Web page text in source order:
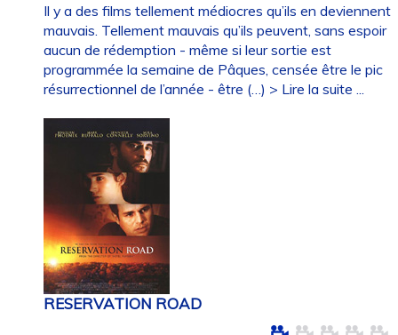
Il y a des films tellement médiocres qu’ils en deviennent
mauvais. Tellement mauvais qu’ils peuvent, sans espoir
aucun de rédemption - même si leur sortie est
programmée la semaine de Pâques, censée être le pic
résurrectionnel de l’année - être (…) > Lire la suite ...
RESERVATION ROAD